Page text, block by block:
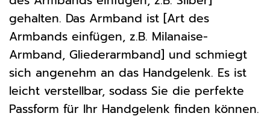
gehalten. Das Armband ist [Art des
Armbands einfügen, z.B. Milanaise-
Armband, Gliederarmband] und schmiegt
sich angenehm an das Handgelenk. Es ist
leicht verstellbar, sodass Sie die perfekte
Passform für Ihr Handgelenk finden können.